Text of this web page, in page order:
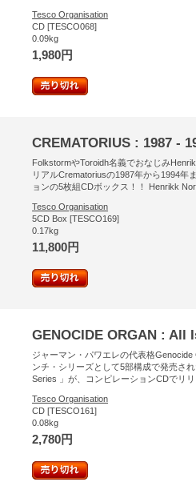
Tesco Organisation
CD [TESCO068]
0.09kg
1,980円
CREMATORIUS : 1987 -
FolkstormやToroidh名義でおなじみ
リアルCrematoriusの1987年から1994年
ョンの5枚組CDボックス！！ Henrikk
Tesco Organisation
5CD Box [TESCO169]
0.17kg
11,800円
GENOCIDE ORGAN : All
ジャーマン・パワエレの代表格
ンチ・シリーズとして5部構成で発売さ
Series 」が、コンピレーションCDでリ
Tesco Organisation
CD [TESCO161]
0.08kg
2,780円